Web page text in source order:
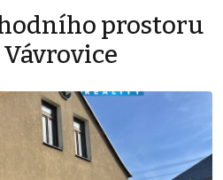
prostoru
Vávrovice